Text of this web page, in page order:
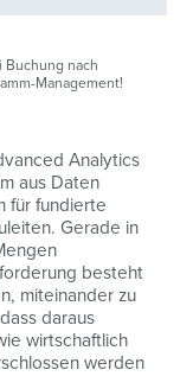
Analytics
aus Daten
für fundierte
Gerade in
besteht
miteinander zu
daraus
wirtschaftlich
werden
Buchung nach
Management!